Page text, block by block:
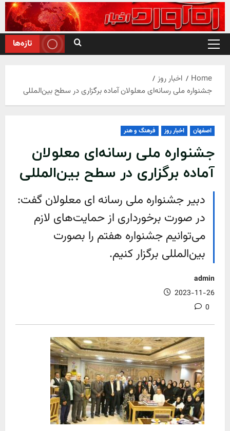
Skip
to
content
Primary
تازه‌ها
Home
اخبار روز
جشنواره ملی رسانه‌ای معلولان آماده برگزاری در سطح بین‌المللی
اصفهان اخبار روز فرهنگ و هنر
جشنواره ملی رسانه‌ای معلولان
آماده برگزاری در سطح بین‌المللی
دبیر جشنواره ملی رسانه ای معلولان گفت:
در صورت برخورداری از حمایت‌های لازم
می‌توانیم جشنواره هفتم را بصورت
بین‌المللی برگزار کنیم.
admin
2023-11-26
0